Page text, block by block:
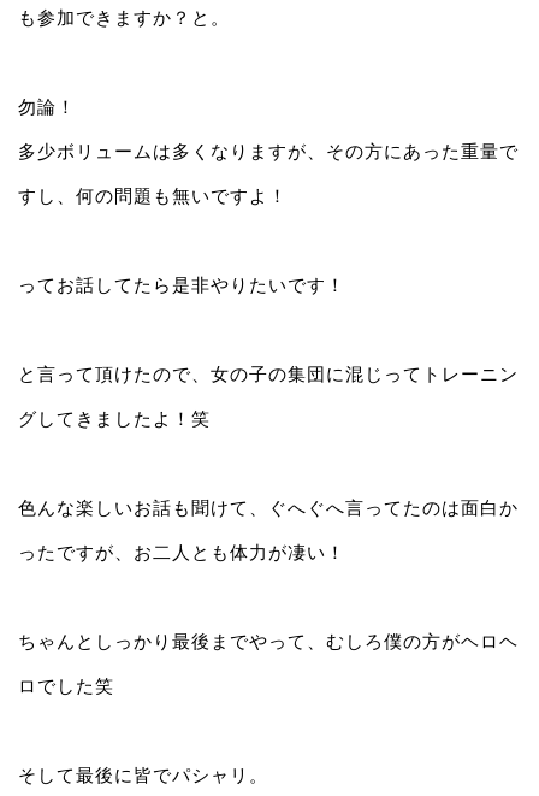
も参加できますか？と。
勿論！
多少ボリュームは多くなりますが、その方にあった重量で
すし、何の問題も無いですよ！
ってお話してたら是非やりたいです！
と言って頂けたので、女の子の集団に混じってトレーニン
グしてきましたよ！笑
色んな楽しいお話も聞けて、ぐへぐへ言ってたのは面白か
ったですが、お二人とも体力が凄い！
ちゃんとしっかり最後までやって、むしろ僕の方がヘロヘ
ロでした笑
そして最後に皆でパシャリ。